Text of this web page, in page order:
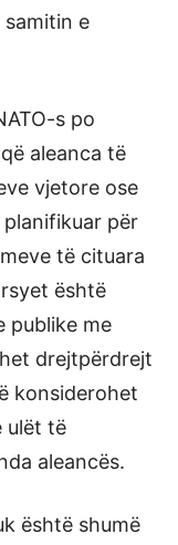
samitin e
s po
aleanca të
vjetore ose
për
të cituara
është
publike me
drejtpërdrejt
konsiderohet
ulët të
aleancës.
është shumë